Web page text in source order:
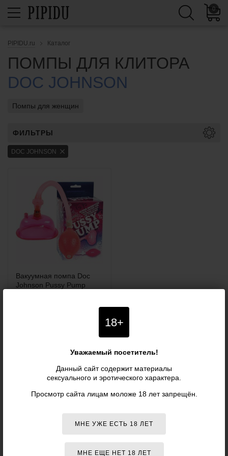
18+
Уважаемый посетитель!
Данный сайт содержит материалы
сексуального и эротического характера.
Просмотр сайта лицам моложе 18 лет запрещён.
МНЕ УЖЕ ЕСТЬ 18 ЛЕТ
МНЕ ЕЩЕ НЕТ 18 ЛЕТ
0
PIPIDU.ru Каталог
ПОМПЫ ДЛЯ КЛИТОРА
DOC JOHNSON
Помпы для женщин
ФИЛЬТРЫ
DOC JOHNSON
Вакуумная помпа Doc
Johnson Pussy Pump
ПОМПЫ ДЛЯ КЛИТОРА DOC
Отзывов в данном разделе пока нет.